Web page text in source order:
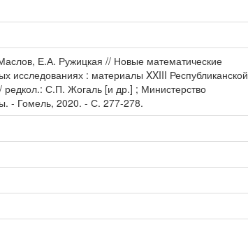
Е.А. Ружицкая // Новые математические
исследованиях : материалы XXIII Республиканской
редкол.: С.П. Жогаль [и др.] ; Министерство
- Гомель, 2020. - С. 277-278.